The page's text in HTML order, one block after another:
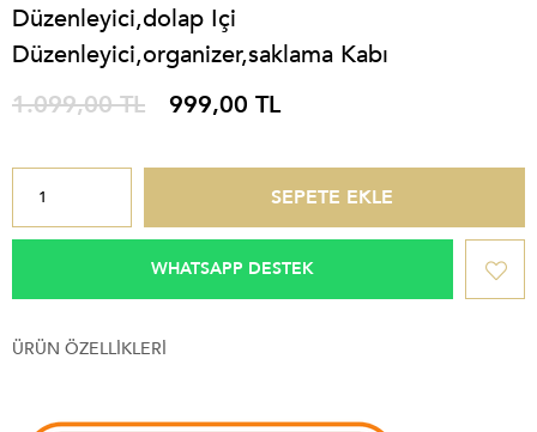
Düzenleyici,dolap Içi
Düzenleyici,organizer,saklama Kabı
1.099,00 TL
999,00 TL
WHATSAPP DESTEK
ÜRÜN ÖZELLIKLERI